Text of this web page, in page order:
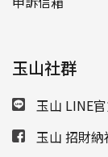
玉山社群
玉山 LINE
玉山 招財